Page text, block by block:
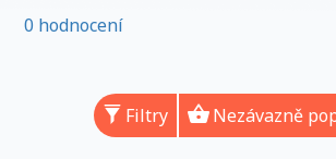
Filtry Nezávazně
0 hodnocení